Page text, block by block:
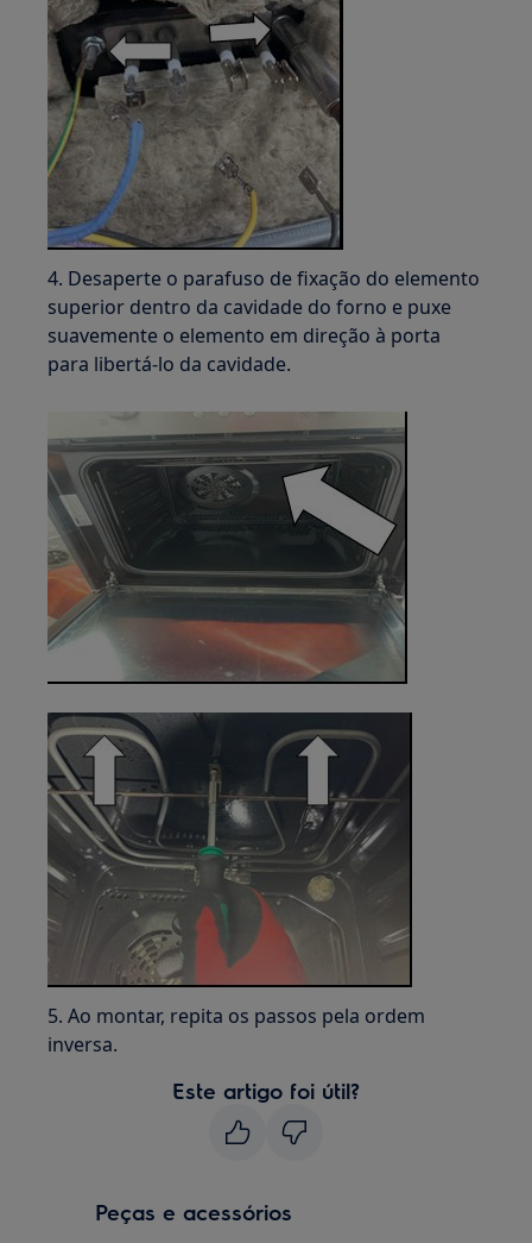
4. Desaperte o parafuso de fixação do elemento
superior dentro da cavidade do forno e puxe
suavemente o elemento em direção à porta
para libertá-lo da cavidade.
5. Ao montar, repita os passos pela ordem
inversa.
Este artigo foi útil?
Peças e acessórios